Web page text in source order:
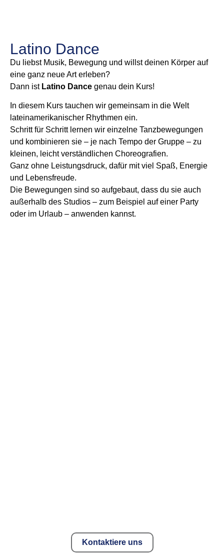
Latino Dance
Du liebst Musik, Bewegung und willst deinen Körper auf
eine ganz neue Art erleben?
Dann ist Latino Dance genau dein Kurs!
In diesem Kurs tauchen wir gemeinsam in die Welt
lateinamerikanischer Rhythmen ein.
Schritt für Schritt lernen wir einzelne Tanzbewegungen
und kombinieren sie – je nach Tempo der Gruppe – zu
kleinen, leicht verständlichen Choreografien.
Ganz ohne Leistungsdruck, dafür mit viel Spaß, Energie
und Lebensfreude.
Die Bewegungen sind so aufgebaut, dass du sie auch
außerhalb des Studios – zum Beispiel auf einer Party
oder im Urlaub – anwenden kannst.
Kontaktiere uns